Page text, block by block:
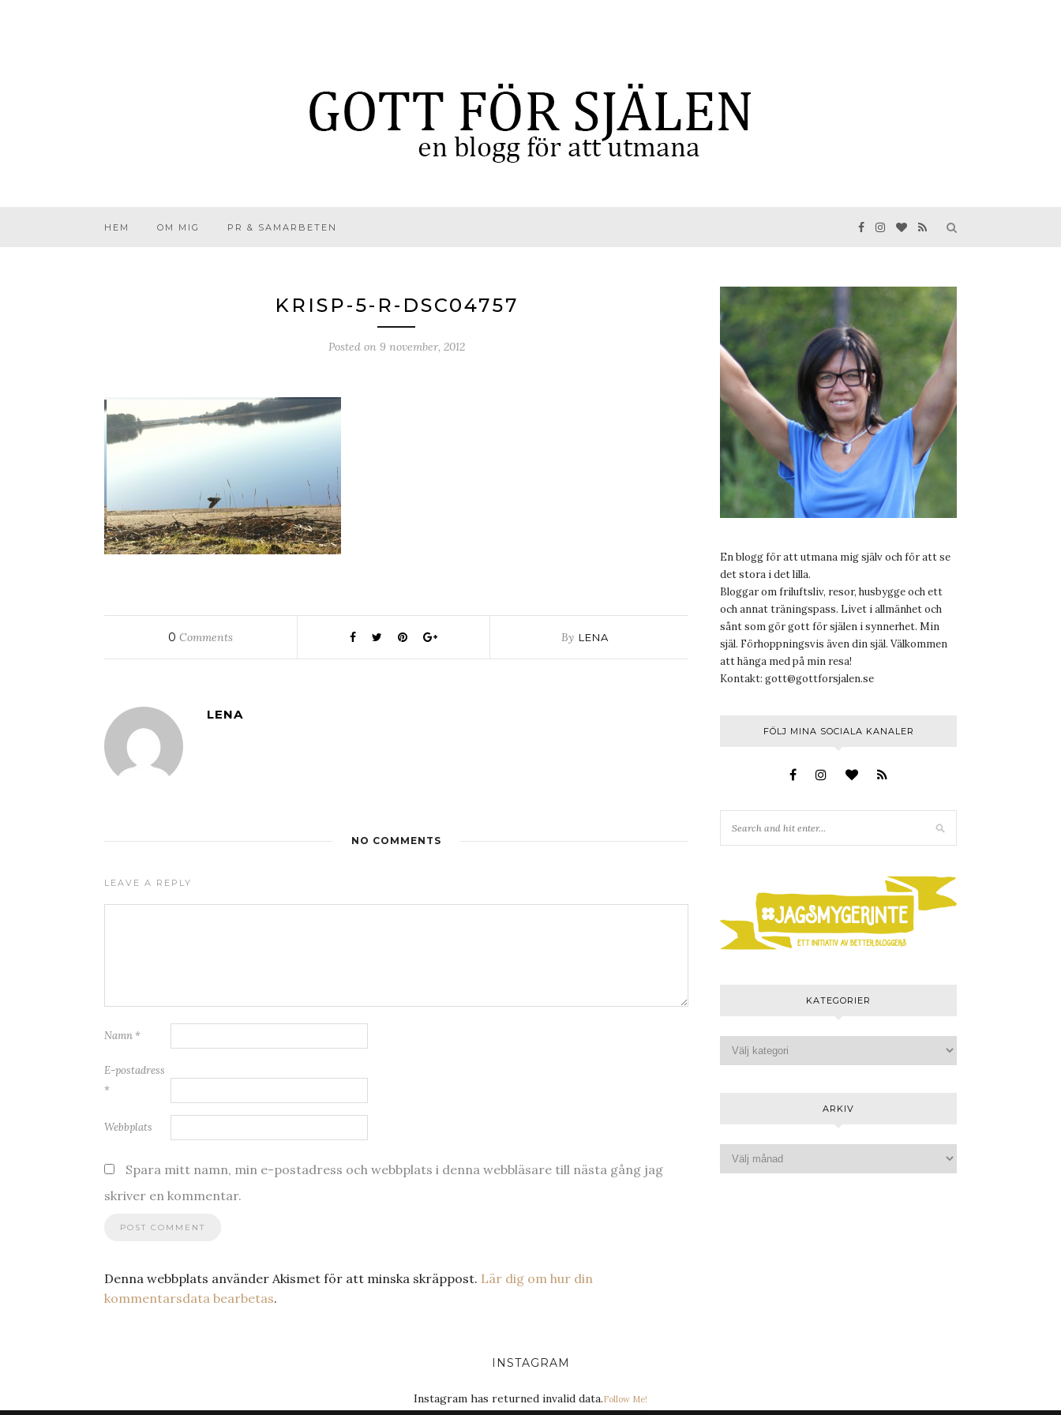
HEM OM MIG PR & SAMARBETEN
KRISP-5-R-DSC04757
Posted on 9 november, 2012
0 Comments By LENA
LENA
NO COMMENTS
LEAVE A REPLY
Namn *
E-postadress
*
Webbplats
Spara mitt namn, min e-postadress och webbplats i denna webbläsare till nästa gång jag
skriver en kommentar.
Denna webbplats använder Akismet för att minska skräppost. Lär dig om hur din
kommentarsdata bearbetas.
En blogg för att utmana mig själv och för att se
det stora i det lilla.
Bloggar om friluftsliv, resor, husbygge och ett
och annat träningspass. Livet i allmänhet och
sånt som gör gott för själen i synnerhet. Min
själ. Förhoppningsvis även din själ. Välkommen
att hänga med på min resa!
Kontakt: gott@gottforsjalen.se
FÖLJ MINA SOCIALA KANALER
KATEGORIER
ARKIV
INSTAGRAM
Instagram has returned invalid data.Follow Me!